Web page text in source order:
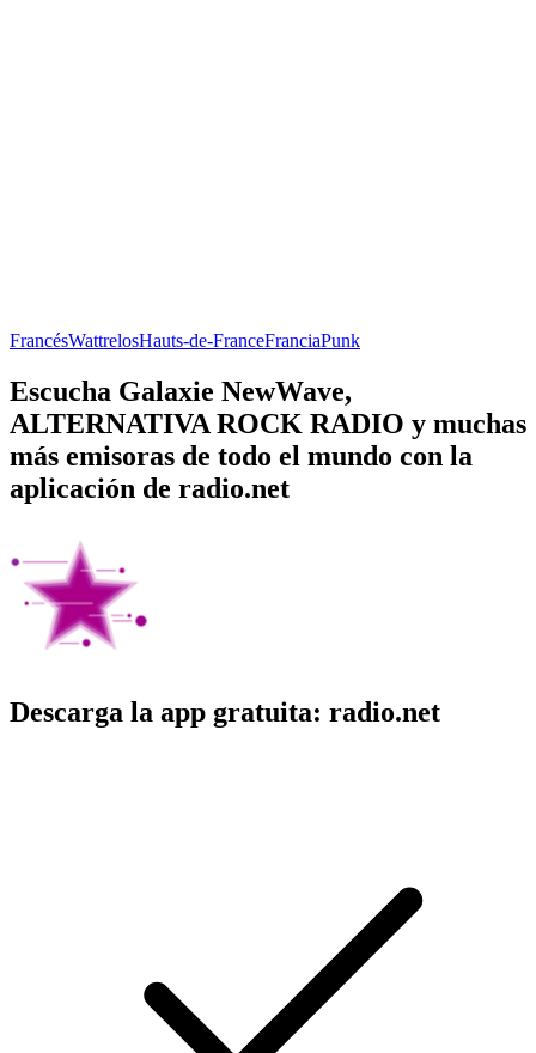
FrancésWattrelosHauts-de-FranceFranciaPunk
Escucha Galaxie NewWave,
ALTERNATIVA ROCK RADIO y muchas
más emisoras de todo el mundo con la
aplicación de radio.net
Descarga la app gratuita: radio.net